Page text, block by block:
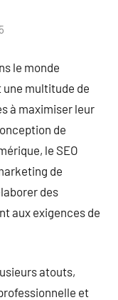
le monde
une multitude de
à maximiser leur
de
le SEO
de
des
aux exigences de
atouts,
et